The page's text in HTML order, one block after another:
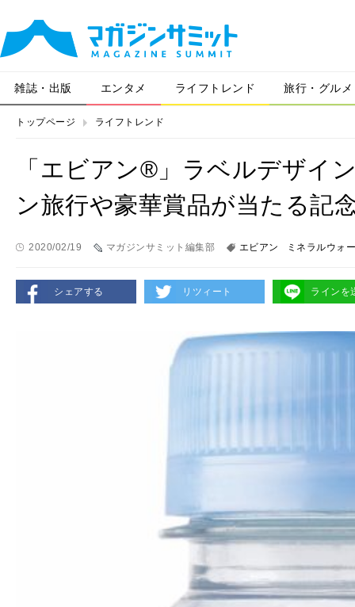
雑誌・出版 エンタメ ライフトレンド 旅行・グルメ
トップページ ライフトレンド
「エビアン®」ラベルデザイ
ン旅行や豪華賞品が当たる記
2020/02/19 マガジンサミット編集部 エビアン ミネラルウォ
シェアする リツィート ラインを